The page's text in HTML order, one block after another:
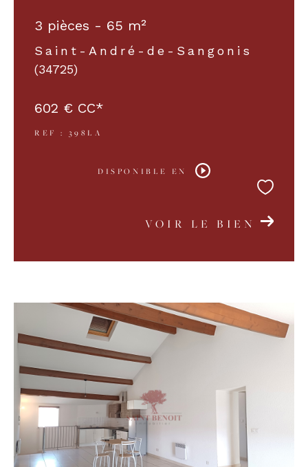
3 pièces - 65 m²
Saint-André-de-Sangonis
(34725)
602 € CC*
REF : 398LA
DISPONIBLE EN
VOIR LE BIEN
COUPS DE COEUR
RECHERCHER